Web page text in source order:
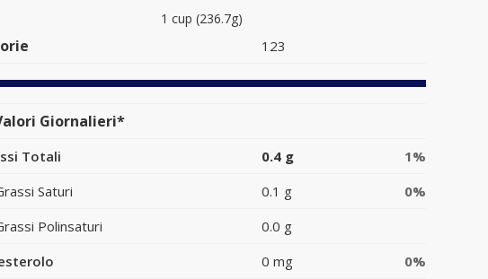
1 cup (236.7g)
123
Giornalieri*
Totali 0.4 g
1%
Saturi
0.1 g
0%
Polinsaturi
0.0 g
0 mg
0%